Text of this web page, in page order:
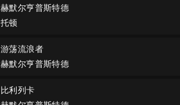
赫默尔亨普斯特德
托顿
游荡流浪者
赫默尔亨普斯特德
比利列卡